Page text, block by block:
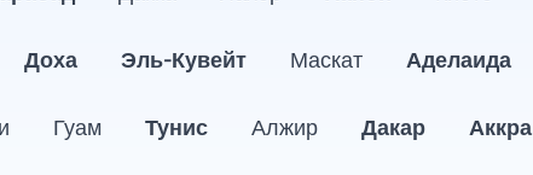
Доха Эль-Кувейт Маскат Аделаида
Гуам Тунис Алжир Дакар Аккра